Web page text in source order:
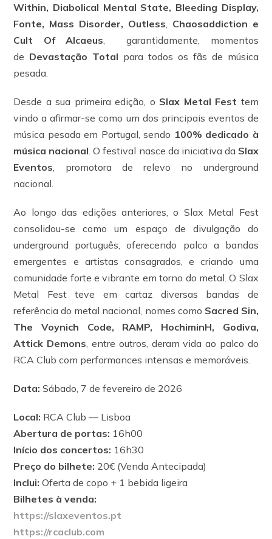
Within, Diabolical Mental State, Bleeding Display,
Fonte, Mass Disorder, Outless
Chaosaddiction e
Cult Of Alcaeus , garantidamente, momentos
de Devastação Total para todos os fãs de música
pesada.
Desde a sua primeira edição, o Slax Metal Fest tem
vindo a afirmar-se como um dos principais eventos de
música pesada em Portugal, sendo 100% dedicado à
música nacional . O festival nasce da iniciativa da Slax
Eventos , promotora de relevo no underground
nacional.
Ao longo das edições anteriores, o Slax Metal Fest
consolidou-se como um espaço de divulgação do
underground português, oferecendo palco a bandas
emergentes e artistas consagrados, e criando uma
comunidade forte e vibrante em torno do metal. O Slax
Metal Fest teve em cartaz diversas bandas de
referência do metal nacional, nomes como Sacred Sin,
The Voynich Code, RAMP, HochiminH, Godiva,
Attick Demons , entre outros, deram vida ao palco do
RCA Club com performances intensas e memoráveis.
Data: Sábado, 7 de fevereiro de 2026
Local: RCA Club — Lisboa
Abertura de portas: 16h00
Início dos concertos: 16h30
Preço do bilhete: 20€ (Venda Antecipada)
Inclui: Oferta de copo + 1 bebida ligeira
Bilhetes à venda:
https://slaxeventos.pt
https://rcaclub.com